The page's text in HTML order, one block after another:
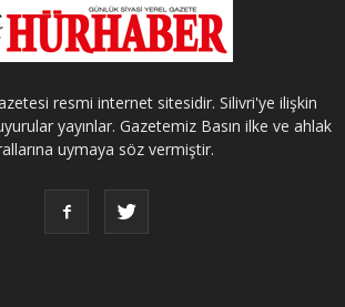
resmi internet sitesidir. Silivri'ye ilişkin
yayınlar. Gazetemiz Basın ilke ve ahlak
uymaya söz vermiştir.